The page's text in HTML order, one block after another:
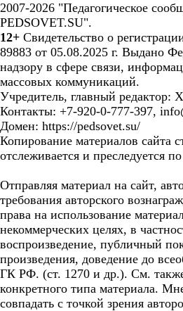
2007-2026 "Педагогическое
PEDSOVET.SU".
12+ Свидетельство о
89883 от 05.08.2025 г. Выдано
надзору в сфере связи,
массовых коммуникаций.
Учредитель, главный редактор:
Контакты: +7-920-0-777-397,
Домен: https://pedsovet.su/
Копирование материалов сайта
отслеживается и преследуется по
Отправляя материал на сайт,
требования авторского
права на использование
некоммерческих целях, в
воспроизведение, публичный
произведения, доведение до
ГК РФ. (ст. 1270 и др.). См.
конкретного типа материала.
совпадать с точкой зрения